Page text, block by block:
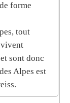
forme
tout
vivent
sont donc
Alpes est